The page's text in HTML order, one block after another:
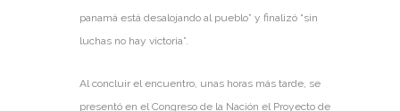
panamá está desalojando al pueblo” y finalizó “sin
luchas no hay victoria”.
Al concluir el encuentro, unas horas más tarde, se
presentó en el Congreso de la Nación el Proyecto de